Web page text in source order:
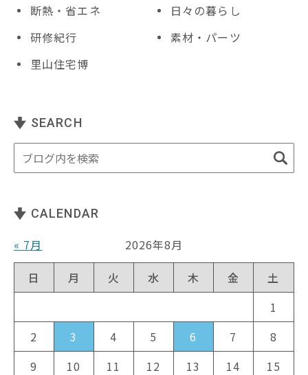
断熱・省エネ
日々の暮らし
研修紀行
素材・パーツ
里山住宅博
SEARCH
CALENDAR
« 7月
2026年8月
日
月 火 水 木 金
土
1
2
3 4 5 6 7
8
9
10 11 12 13 14
15